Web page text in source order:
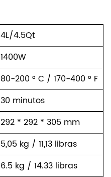
4L/4.5Qt
1400W
80-200 ° C / 170-400 ° F
30 minutos
292 * 292 * 305 mm
5,05 kg / 11,13 libras
6.5 kg / 14.33 libras